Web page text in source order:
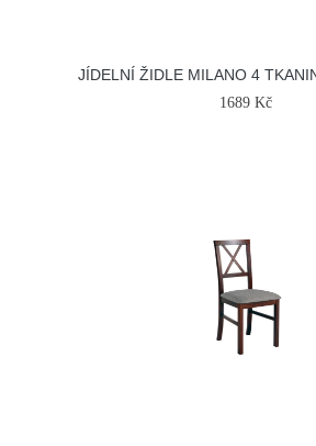
JÍDELNÍ ŽIDLE MILANO 4
1689 Kč